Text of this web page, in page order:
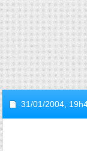
31/01/2004,